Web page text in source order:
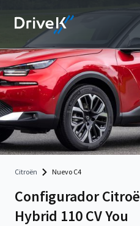
Citroën Nuevo C4
Configurador
Hybrid 110 CV You